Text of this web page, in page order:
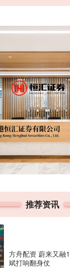
推荐资讯
方舟配资 蔚来又融
斌打响翻身仗